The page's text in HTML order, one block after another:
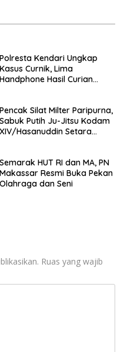
Polresta Kendari Ungkap
Kasus Curnik, Lima
Handphone Hasil Curian
Pencak Silat Milter Paripurna,
Sabuk Putih Ju-Jitsu Kodam
XIV/Hasanuddin Setara
Semarak HUT RI dan MA, PN
Makassar Resmi Buka Pekan
Olahraga dan Seni
Ruas yang wajib